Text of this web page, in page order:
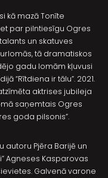
kā mazā Tonīte
par pilntiesīgu Ogres
un skatuves
tā dramatiskos
gadu lomām kļuvusi
“Rītdiena ir tālu”. 2021.
aktrises jubileja
saņemtais Ogres
goda pilsonis”.
autoru Pjēra Barijē un
Agneses Kasparovas
Galvenā varone